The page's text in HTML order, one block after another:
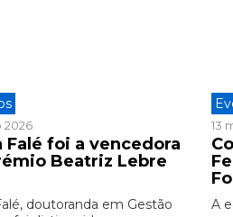
2026
Falé foi a vencedora
Beatriz Lebre
doutoranda em Gestão
13
A